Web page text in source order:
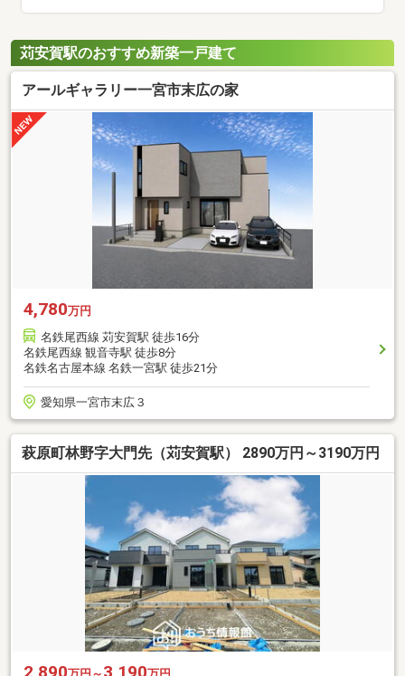
苅安賀駅のおすすめ新築一戸建て
アールギャラリー一宮市末広の家
4,780万円
名鉄尾西線 苅安賀駅 徒歩16分
名鉄尾西線 観音寺駅 徒歩8分
名鉄名古屋本線 名鉄一宮駅 徒歩21分
愛知県一宮市末広３
萩原町林野字大門先（苅安賀駅） 2890万円～3190万円